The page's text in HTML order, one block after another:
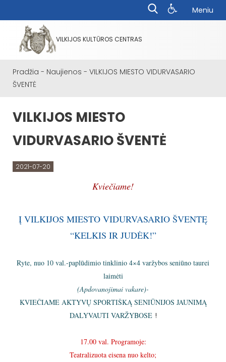
Meniu
VILKIJOS KULTŪROS CENTRAS
Pradžia - Naujienos - VILKIJOS MIESTO VIDURVASARIO
ŠVENTĖ
VILKIJOS MIESTO
VIDURVASARIO ŠVENTĖ
2021-07-20
Kviečiame!
Į VILKIJOS MIESTO VIDURVASARIO ŠVENTĘ
“KELKIS IR JUDĖK!”
Ryte, nuo 10 val.-paplūdimio tinklinio 4×4 varžybos seniūno taurei
laimėti
(Apdovanojimai vakare)-
KVIEČIAME AKTYVŲ SPORTIŠKĄ SENIŪNIJOS JAUNIMĄ
DALYVAUTI VARŽYBOSE !
17.00 val. Programoje:
Teatralizuota eisena nuo kelto;